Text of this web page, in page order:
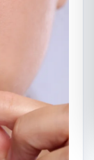
Български
Русский